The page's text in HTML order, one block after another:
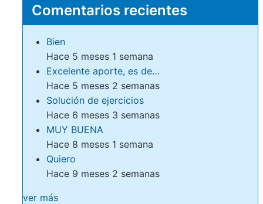
Comentarios recientes
Bien
Hace 5 meses 1 semana
Excelente aporte, es de…
Hace 5 meses 2 semanas
Solución de ejercicios
Hace 6 meses 3 semanas
MUY BUENA
Hace 8 meses 1 semana
Quiero
Hace 9 meses 2 semanas
ver más